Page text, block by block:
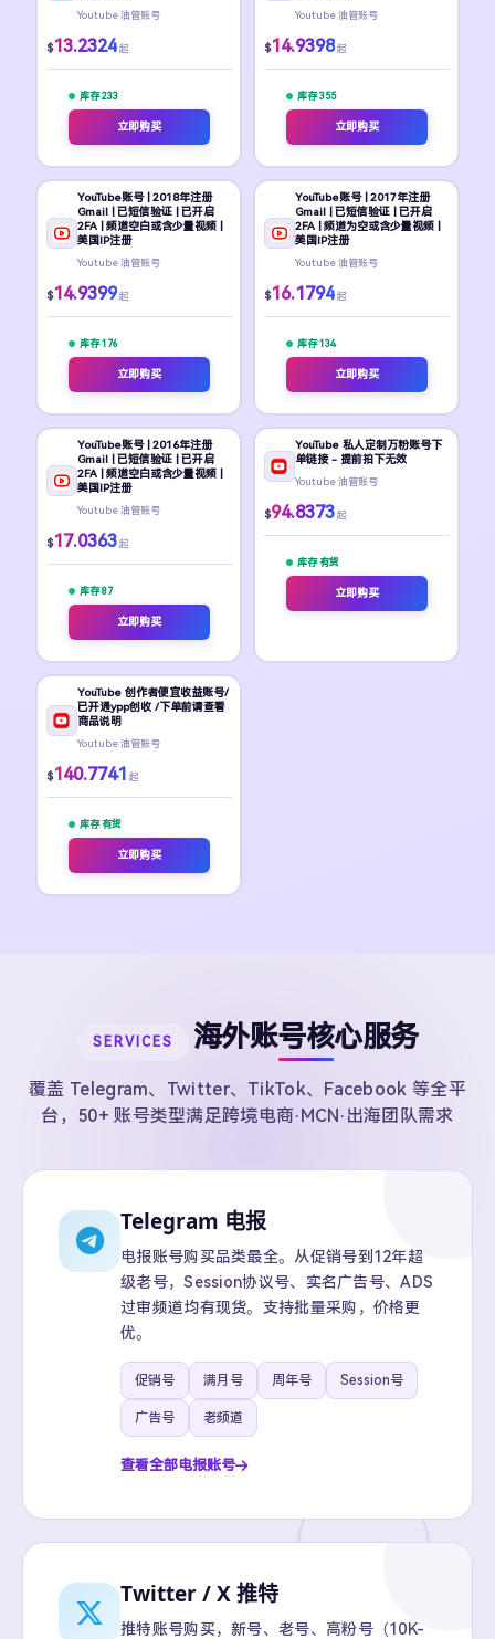
Youtube 油管账号
$13.2324 起
库存 233
立即购买
Youtube 油管账号
$14.9398 起
库存 355
立即购买
YouTube账号 | 2018年注册
Gmail | 已短信验证 | 已开启
2FA | 频道空白或含少量视频 |
美国IP注册
Youtube 油管账号
$14.9399 起
库存 176
立即购买
YouTube账号 | 2017年注册
Gmail | 已短信验证 | 已开启
2FA | 频道为空或含少量视频 |
美国IP注册
Youtube 油管账号
$16.1794 起
库存 134
立即购买
YouTube账号 | 2016年注册
Gmail | 已短信验证 | 已开启
2FA | 频道空白或含少量视频 |
美国IP注册
Youtube 油管账号
$17.0363 起
库存 87
立即购买
YouTube 私人定制万粉账号下
单链接 - 提前拍下无效
Youtube 油管账号
$94.8373 起
库存 有货
立即购买
YouTube 创作者便宜收益账号/
已开通ypp创收 /下单前请查看
商品说明
Youtube 油管账号
$140.7741 起
库存 有货
立即购买
SERVICES 海外账号核心服务
覆盖 Telegram、Twitter、TikTok、Facebook 等全平
台，50+ 账号类型满足跨境电商·MCN·出海团队需求
Telegram 电报
电报账号购买品类最全。从促销号到12年超
级老号，Session协议号、实名广告号、ADS
过审频道均有现货。支持批量采购，价格更
优。
促销号 满月号 周年号 Session号
广告号 老频道
查看全部电报账号
Twitter / X 推特
推特账号购买，新号、老号、高粉号（10K-